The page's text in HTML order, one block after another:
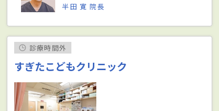
半田 寛 院長
診療時間外
すぎたこどもクリニック